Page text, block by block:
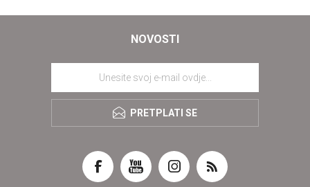
NOVOSTI
PRETPLATI SE